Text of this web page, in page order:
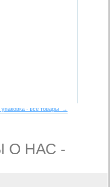
упаковка - все товары →
О НАС -